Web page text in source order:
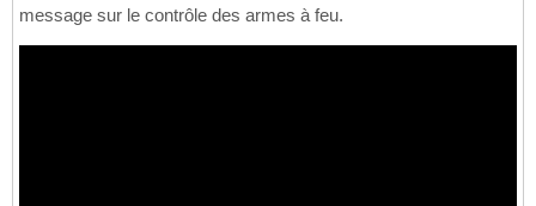
message sur le contrôle des armes à feu.